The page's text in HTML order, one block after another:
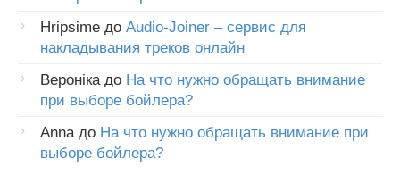
Hripsime до Audio-Joiner – сервис для
накладывания треков онлайн
Веронікадо На что нужно обращать внимание
при выборе бойлера?
Annaдо На что нужно обращать внимание при
выборе бойлера?